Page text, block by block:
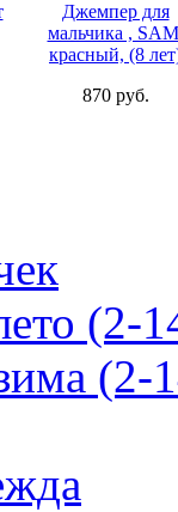
Джемпер для
мальчика ,
красный, (8
870 руб.
(2-
(2-